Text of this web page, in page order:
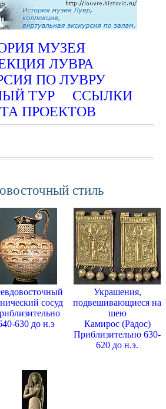
МУЗЕЯ
ЛУВРА
ПО ЛУВРУ
ТУР
ССЫЛКИ
ПРОЕКТОВ
стиль
сосуд
630 до н.э
Украшения,
подвешивающиеся на
шею
Камирос (Радос)
Приблизительно 630-
620 до н.э.